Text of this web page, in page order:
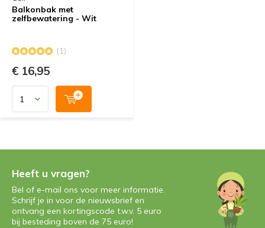
Balkonbak met
zelfbewatering - Wit
(1)
€ 16,95
Heeft u vragen?
Bel of e-mail ons voor meer informatie.
Schrijf je in voor de nieuwsbrief en
ontvang een kortingscode t.w.v. 5 euro
bij besteding boven de 75 euro!